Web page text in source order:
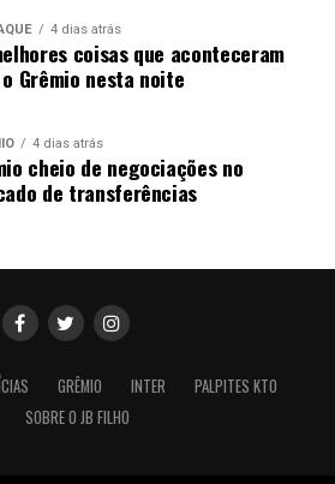
4 dias atrás
coisas que aconteceram
Grêmio nesta noite
4 dias atrás
cheio de negociações no
de transferências
GRÊMIO INTER
PALPITES KTO
SOBRE O JB FILHO